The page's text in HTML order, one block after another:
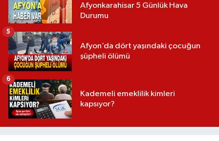
Afyonkarahisar 5 Günlük Hava
Durumu
Afyon’da dört yaşındaki çocuğun
şüpheli ölümü
5
Kademeli emeklilik kimleri
kapsıyor?
6